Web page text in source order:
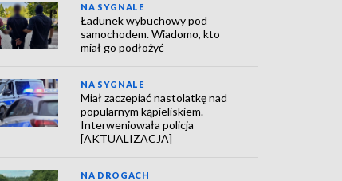
NA SYGNALE
Ładunek wybuchowy pod
samochodem. Wiadomo, kto
miał go podłożyć
NA SYGNALE
Miał zaczepiać nastolatkę nad
popularnym kąpieliskiem.
Interweniowała policja
[AKTUALIZACJA]
NA DROGACH